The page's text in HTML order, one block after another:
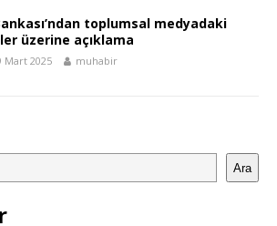
toplumsal medyadaki
üzerine açıklama
Mart 2025 muhabir
Ara